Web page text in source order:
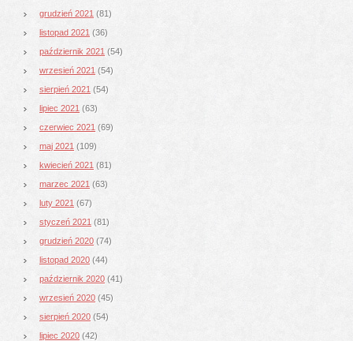
grudzień 2021 (81)
listopad 2021 (36)
październik 2021 (54)
wrzesień 2021 (54)
sierpień 2021 (54)
lipiec 2021 (63)
czerwiec 2021 (69)
maj 2021 (109)
kwiecień 2021 (81)
marzec 2021 (63)
luty 2021 (67)
styczeń 2021 (81)
grudzień 2020 (74)
listopad 2020 (44)
październik 2020 (41)
wrzesień 2020 (45)
sierpień 2020 (54)
lipiec 2020 (42)